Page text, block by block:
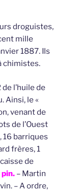
droguistes,
mille
1887. Ils
chimistes.
l’huile de
Ainsi, le «
venant de
de l’Ouest
16 barriques
frères, 1
de
– Martin
– A ordre,